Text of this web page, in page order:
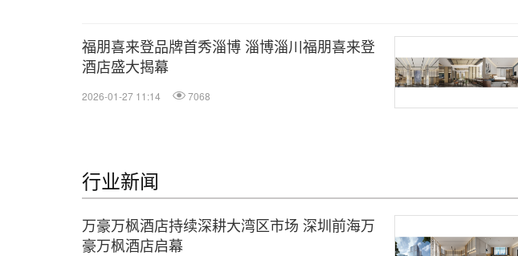
福朋喜来登品牌首秀淄博 淄博淄川福朋喜来登
酒店盛大揭幕
2026-01-27 11:14 7068
行业新闻
万豪万枫酒店持续深耕大湾区市场 深圳前海万
豪万枫酒店启幕